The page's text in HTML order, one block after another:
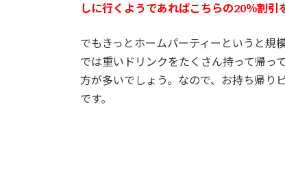
しに行くようであればこちらの20％割引
でもきっとホームパーティーというと規
では重いドリンクをたくさん持って帰っ
方が多いでしょう。なので、お持ち帰り
です。